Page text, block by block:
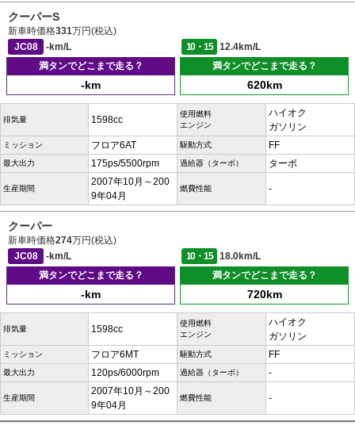
クーパーS
新車時価格331万円(税込)
JC08
-km/L 10・15
12.4km/L
満タンでどこまで走る？
-km
満タンでどこまで走る？
620km
排気量 1598cc
使用燃料
エンジン
ハイオク
ガソリン
ミッション フロア6AT 駆動方式 FF
最大出力 175ps/5500rpm 過給器（ターボ） ターボ
生産期間
2007年10月～200
9年04月
燃費性能 -
クーパー
新車時価格274万円(税込)
JC08
-km/L 10・15
18.0km/L
満タンでどこまで走る？
-km
満タンでどこまで走る？
720km
排気量 1598cc
使用燃料
エンジン
ハイオク
ガソリン
ミッション フロア6MT 駆動方式 FF
最大出力 120ps/6000rpm 過給器（ターボ） -
生産期間
2007年10月～200
9年04月
燃費性能 -